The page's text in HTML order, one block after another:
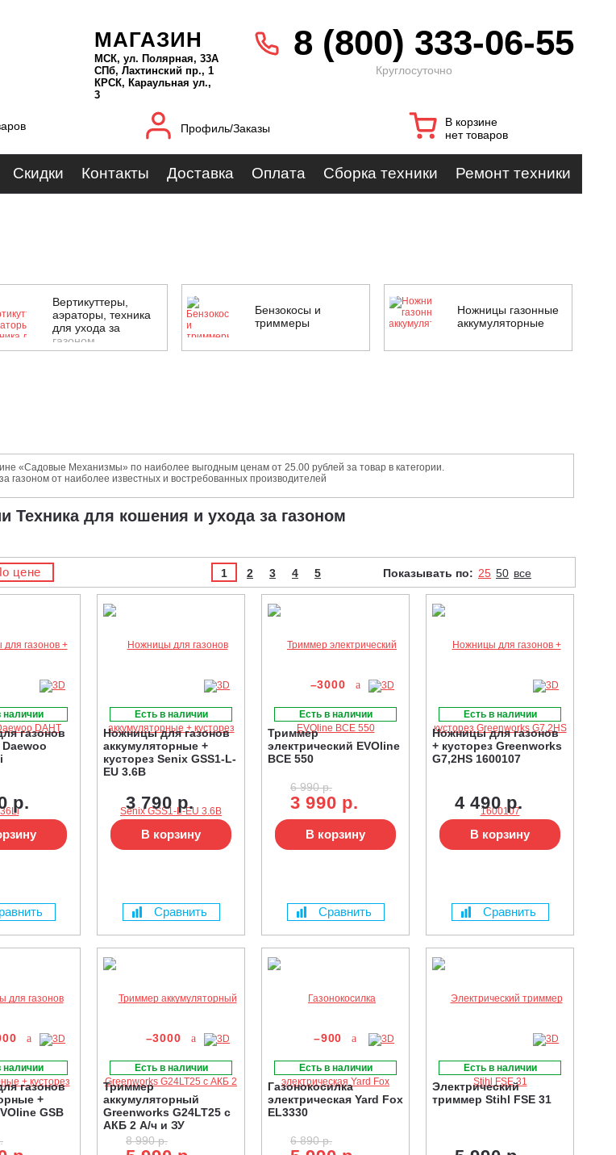
МАГАЗИН
МСК, ул. Полярная, 33А
СПб, Лахтинский пр., 1
КРСК, Караульная ул.,
3
8 (800) 333-06-55
Круглосуточно
Профиль/Заказы
В корзине
нет товаров
Скидки Контакты Доставка Оплата Сборка техники Ремонт техники
Вертикуттеры,
аэраторы, техника
для ухода за
газоном
Бензокосы и
триммеры
Ножницы газонные
аккумуляторные
«Садовые Механизмы» по наиболее выгодным ценам от 25.00 рублей за товар в категории.
газоном от наиболее известных и востребованных производителей
Техника для кошения и ухода за газоном
цене Показывать по: 25 50 все
1 2 3 4 5
наличии
газонов
Daewoo
р.
Есть в наличии
Ножницы для газонов
аккумуляторные +
кусторез Senix GSS1-L-
EU 3.6В
3 790 р.
В корзину
Сравнить
–3000
Есть в наличии
Триммер
электрический EVOline
BCE 550
6 990 р.
3 990 р.
В корзину
Сравнить
Есть в наличии
Ножницы для газонов
+ кусторез Greenworks
G7,2HS 1600107
4 490 р.
В корзину
Сравнить
наличии
газонов
+
GSB
–3000
Есть в наличии
Триммер
аккумуляторный
Greenworks G24LT25 с
АКБ 2 А/ч и ЗУ
8 990 р.
–900
Есть в наличии
Газонокосилка
электрическая Yard Fox
EL3330
6 890 р.
Есть в наличии
Электрический
триммер Stihl FSE 31